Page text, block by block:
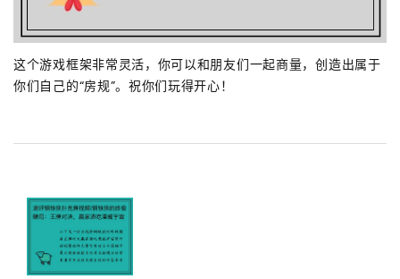
这个游戏框架非常灵活，你可以和朋友们一起商量，创造出属于
你们自己的“房规”。祝你们玩得开心！